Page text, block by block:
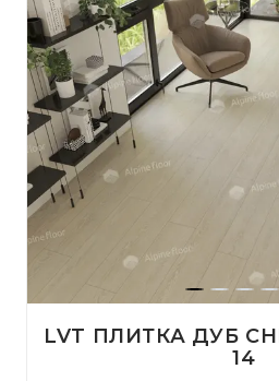
LVT ПЛИТКА ДУБ
14